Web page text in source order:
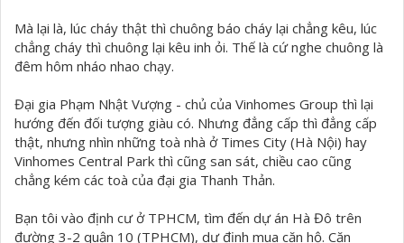
Mà lại là, lúc cháy thật thì chuông báo cháy lại chẳng kêu, lúc
chẳng cháy thì chuông lại kêu inh ỏi. Thế là cứ nghe chuông là
đêm hôm nháo nhao chạy.
Đại gia Phạm Nhật Vượng - chủ của Vinhomes Group thì lại
hướng đến đối tượng giàu có. Nhưng đẳng cấp thì đẳng cấp
thật, nhưng nhìn những toà nhà ở Times City (Hà Nội) hay
Vinhomes Central Park thì cũng san sát, chiều cao cũng
chẳng kém các toà của đại gia Thanh Thản.
Bạn tôi vào định cư ở TPHCM, tìm đến dự án Hà Đô trên
đường 3-2 quận 10 (TPHCM), dự định mua căn hộ. Căn